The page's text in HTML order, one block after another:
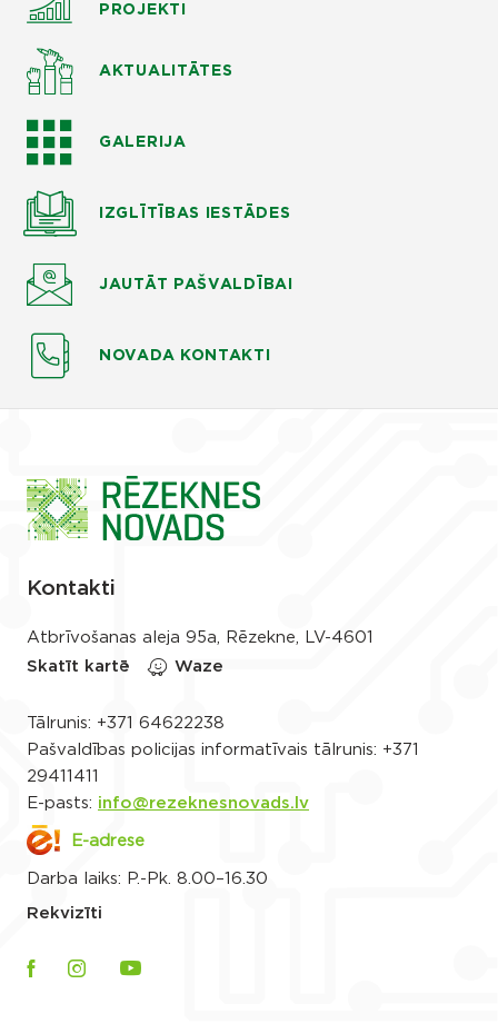
PROJEKTI
AKTUALITĀTES
GALERIJA
IZGLĪTĪBAS IESTĀDES
JAUTĀT PAŠVALDĪBAI
NOVADA KONTAKTI
Kontakti
Atbrīvošanas aleja 95a, Rēzekne, LV-4601
Skatīt kartē
Waze
Tālrunis: +371 64622238
Pašvaldības policijas informatīvais tālrunis: +371
29411411
E-pasts: info@rezeknesnovads.lv
E-adrese
Darba laiks: P.-Pk. 8.00–16.30
Rekvizīti